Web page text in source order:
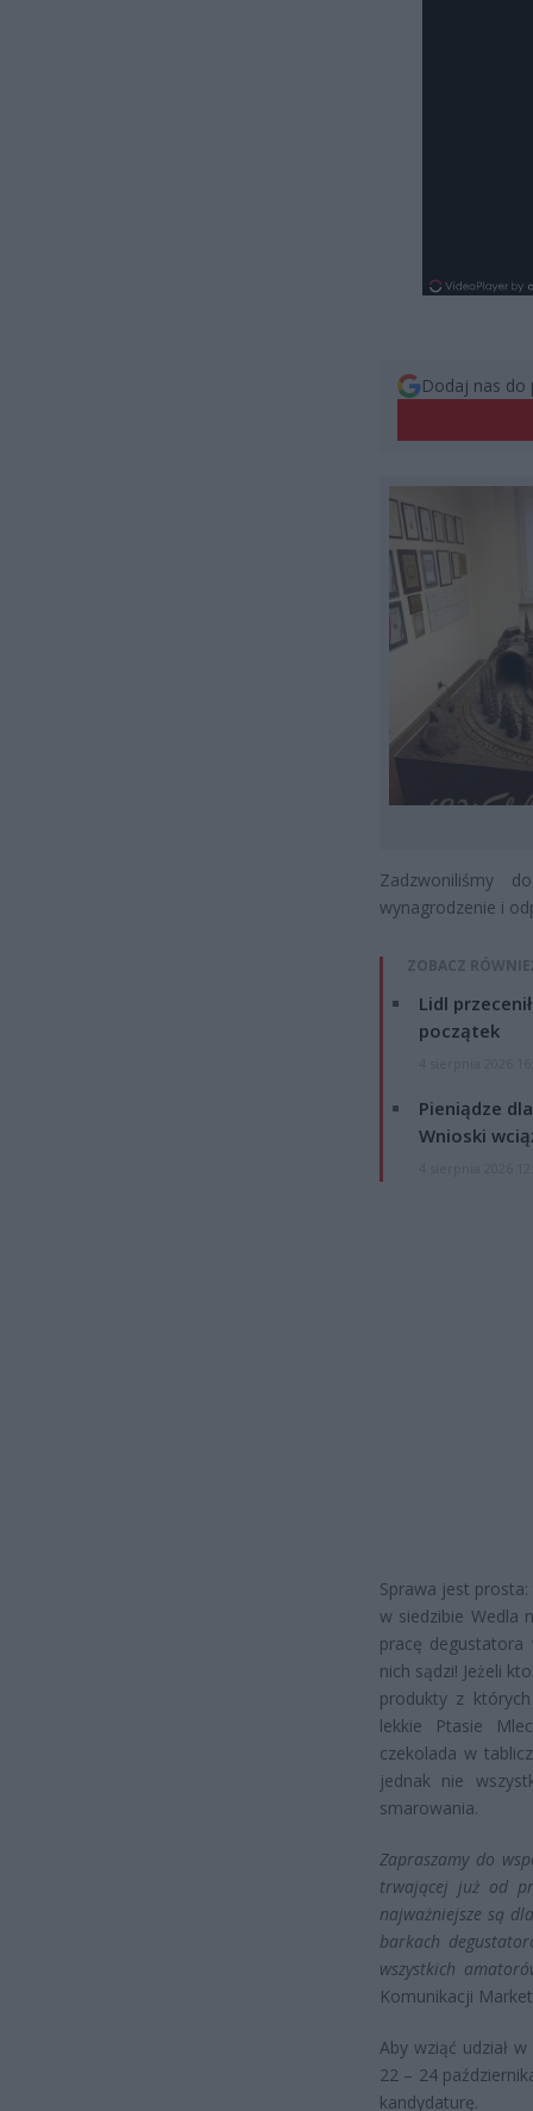
Dodaj nas do
Zadzwoniliśmy
wynagrodzenie i
ZOBACZ
Lidl
początek
Pieniądze
Wnioski
Sprawa jest
w siedzibie Wedla
pracę
nich sądzi! Jeżeli
produkty z
lekkie Ptasie
czekolada w
jednak nie
smarowania.
Zapraszamy do
trwającej już od
najważniejsze są
barkach
wszystkich
Komunikacji
Aby wziąć udział
22 – 24
kandydaturę.